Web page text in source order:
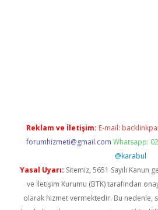
Reklam ve İletişim: E-mail:
forumhizmeti@gmail.com Whatsapp:
@karabul
Yasal Uyarı: Sitemiz, 5651 Sayılı Kanun
ve İletişim Kurumu (BTK) tarafından
olarak hizmet vermektedir. Bu nedenle,